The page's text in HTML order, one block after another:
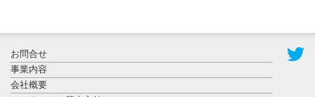
登録有形文
化財となっ
お問合せ
事業内容
会社概要